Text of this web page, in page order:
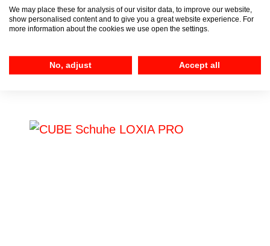
149,95 €*
We may place these for analysis of our visitor data, to improve our website,
show personalised content and to give you a great website experience. For
more information about the cookies we use open the settings.
No, adjust Accept all